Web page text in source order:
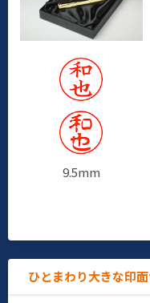
9.5mm
ひとまわり大きな印